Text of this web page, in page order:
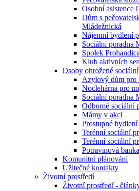
Osobní asistence
Dům s
Mládežnická
Nájemní bydlení
Sociální poradna
Spolek
Klub aktivních
Osoby ohrožené
Azylový dům pro
Noclehárna pro
Sociální poradna
Odborné sociální
Mámy v akci
Prostupné bydlení
Terénní sociální
Terénní sociální
Potravinová
Komunitní plánování
Užitečné kontakty
Životní prostředí
Životní prostředí -